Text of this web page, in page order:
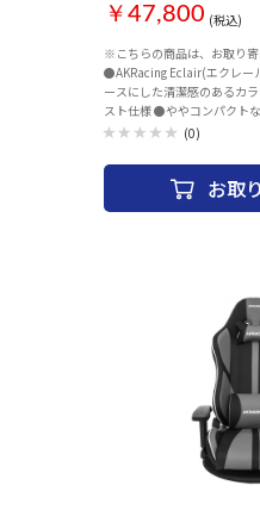
￥47,800 (税込)
※こちらの商品は、お取り寄
●AKRacing Eclair(エクレー
ースにした清潔感のあるカ
スト仕様 ●ややコンパクト
ある座り心地 (0)
お取